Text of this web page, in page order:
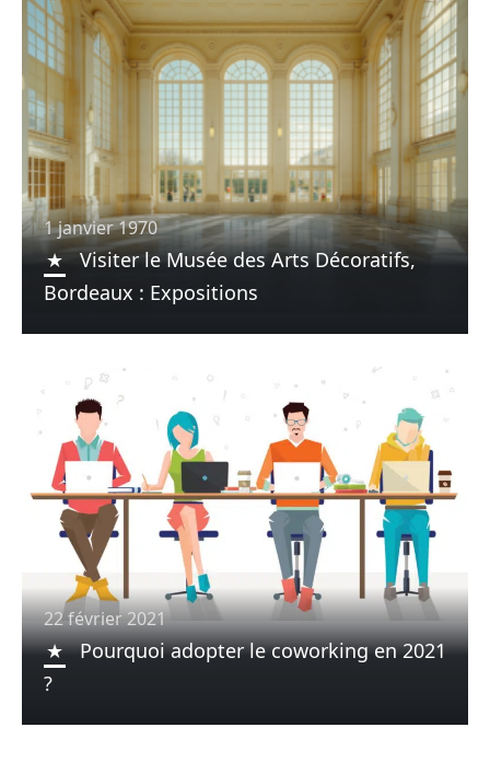
1 janvier 1970
Visiter le Musée des Arts Décoratifs,
Bordeaux : Expositions
22 février 2021
Pourquoi adopter le coworking en 2021
?